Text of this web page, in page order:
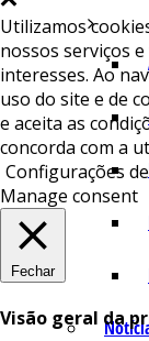
Utilizamos
nossos serviços
interesses. Ao
uso do site e de
e aceita as
concorda com a
Configurações
Manage consent
Fechar
Visão geral da